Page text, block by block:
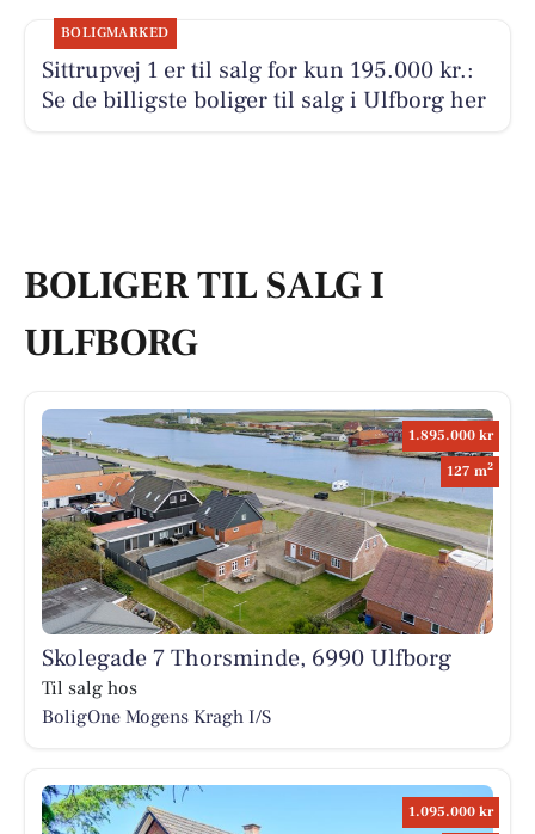
BOLIGMARKED
Sittrupvej 1 er til salg for kun 195.000 kr.:
Se de billigste boliger til salg i Ulfborg her
BOLIGER TIL SALG I
ULFBORG
1.895.000 kr
127 m2
Skolegade 7 Thorsminde, 6990 Ulfborg
Til salg hos
BoligOne Mogens Kragh I/S
1.095.000 kr